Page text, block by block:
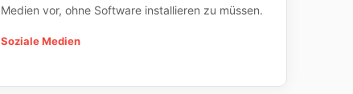
Medien vor, ohne Software installieren zu müssen.
Soziale Medien